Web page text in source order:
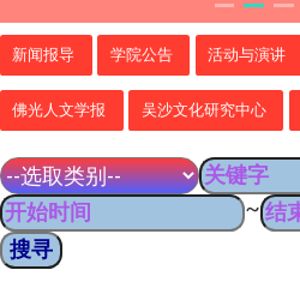
新闻报导 学院公告 活动与演讲
佛光人文学报 吴沙文化研究中心
~